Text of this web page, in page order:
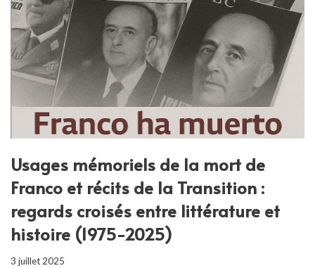
Usages mémoriels de la mort de
Franco et récits de la Transition :
regards croisés entre littérature et
histoire (1975-2025)
3 juillet 2025